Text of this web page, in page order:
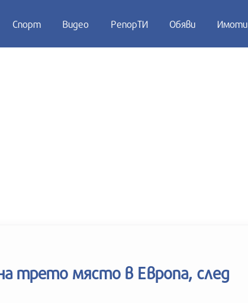
Спорт Видео РепорТИ Обяви Имоти
трето място в Европа, след